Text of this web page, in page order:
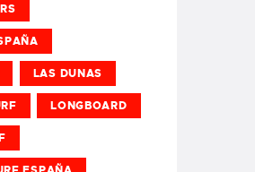
LAS DUNAS
LONGBOARD